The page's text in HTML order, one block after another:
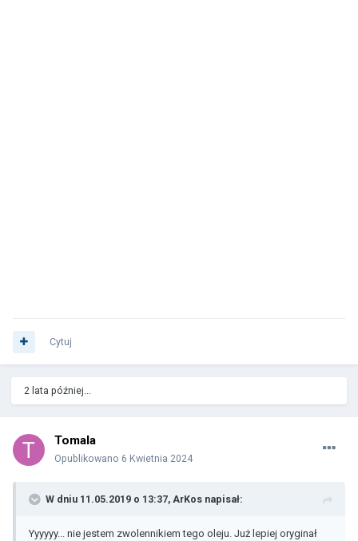
Cytuj
2 lata później...
Tomala
Opublikowano 6 Kwietnia 2024
W dniu 11.05.2019 o 13:37, ArKos napisał:
Yyyyyy... nie jestem zwolennikiem tego oleju. Już lepiej oryginał